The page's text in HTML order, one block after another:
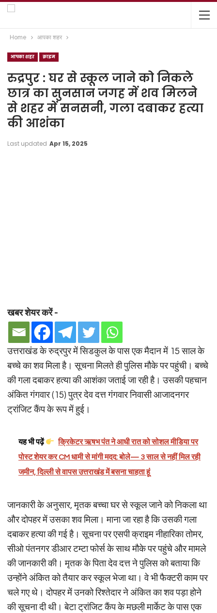
Home आपका शहर
आपका शहर क्राइम
रुद्रपुर : घर से स्कूल जाने को निकले
छात्र का सुनसान जगह में शव मिलने
से शहर में सनसनी, गला दबाकर हत्या
की आशंका
Last updated Apr 15, 2025
खबर शेयर करें -
उत्तराखंड के रुद्रपुर में सिडकुल के पास एक मैदान में 15 साल के
बच्चे का शव मिला है। सूचना मिलते ही पुलिस मौके पर पहुंची। बच्चे
की गला दबाकर हत्या की आशंका जताई जा रही है। उसकी पहचान
अंकित गंगवार (15) पुत्र देव दत्त गंगवार निवासी आजादनगर
ट्रांजिट कैंप के रूप में हुई।
यह भी पढ़ें
क्रिकेटर ऋषभ पंत ने आधी रात को सोशल मीडिया पर
पोस्ट शेयर कर CM धामी से मांगी मदद: बोले— 3 साल से नहीं मिल रही
जमीन, दिल्ली से वापस उत्तराखंड में बसना चाहता हूं
जानकारी के अनुसार, मृतक बच्चा घर से स्कूल जाने को निकला था
और दोपहर में उसका शव मिला। माना जा रहा है कि उसकी गला
दबाकर हत्या की गई है। सूचना पर एसपी क्राइम नीहारिका तोमर,
सीओ पंतनगर डीआर टम्टा फोर्स के साथ मौके पर पहुंचे और मामले
की जानकारी की। मृतक के पिता देव दत्त ने पुलिस को बताया कि
उन्होंने अंकित को तैयार कर स्कूल भेजा था। वे भी फैक्टरी काम पर
चले गए थे। दोपहर में उनको रिश्तेदार ने अंकित का शव पड़ा होने
की सूचना दी थी। बेटा ट्रांजिट कैंप के मछली मार्केट के पास एक